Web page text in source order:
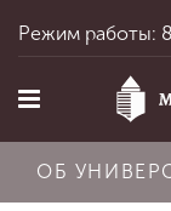
Режим работы:
ОБ